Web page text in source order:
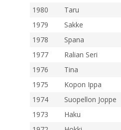
1980
Taru
1979
Sakke
1978
Spana
1977
Ralian Seri
1976
Tina
1975
Kopon Ippa
1974
Suopellon Joppe
1973
Haku